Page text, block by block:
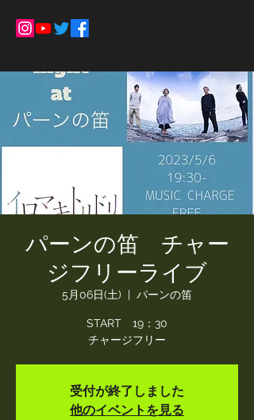
パーンの笛 チャー
ジフリーライブ
5月06日(土)
  |
パーンの笛
START 19：30
チャージフリー
受付が終了しました
他のイベントを見る